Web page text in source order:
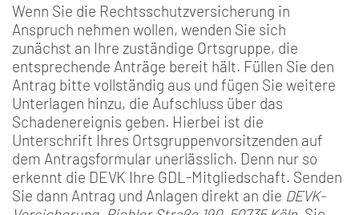
Wenn Sie die Rechtsschutzversicherung in
Anspruch nehmen wollen, wenden Sie sich
zunächst an Ihre zuständige Ortsgruppe, die
entsprechende Anträge bereit hält. Füllen Sie den
Antrag bitte vollständig aus und fügen Sie weitere
Unterlagen hinzu, die Aufschluss über das
Schadenereignis geben. Hierbei ist die
Unterschrift Ihres Ortsgruppenvorsitzenden auf
dem Antragsformular unerlässlich. Denn nur so
erkennt die DEVK Ihre GDL-Mitgliedschaft. Senden
Sie dann Antrag und Anlagen direkt an die DEVK-